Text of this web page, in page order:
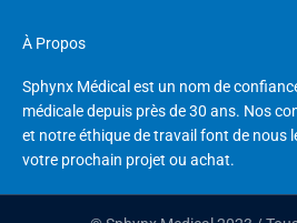
À Propos
Sphynx Médical est un nom de
médicale depuis près de 30 ans. Nos
et notre éthique de travail font de nous
votre prochain projet ou achat.